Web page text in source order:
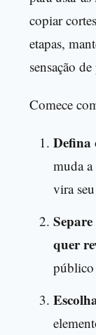
copiar
etapas,
sensação
Comece
Defina
muda
vira
quer
público